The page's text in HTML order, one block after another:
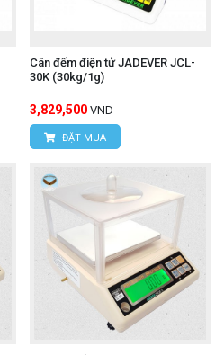
Cân đếm điện tử JADEVER JCL-
30K (30kg/1g)
3,829,500 VND
ĐẶT MUA